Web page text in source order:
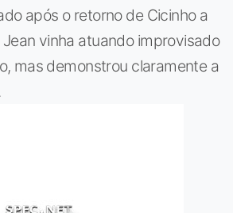
após o retorno de Cicinho a
vinha atuando improvisado
mas demonstrou claramente a